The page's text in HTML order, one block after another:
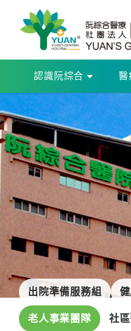
認識阮綜合 醫
出院準備服務組
老人事業團隊 社